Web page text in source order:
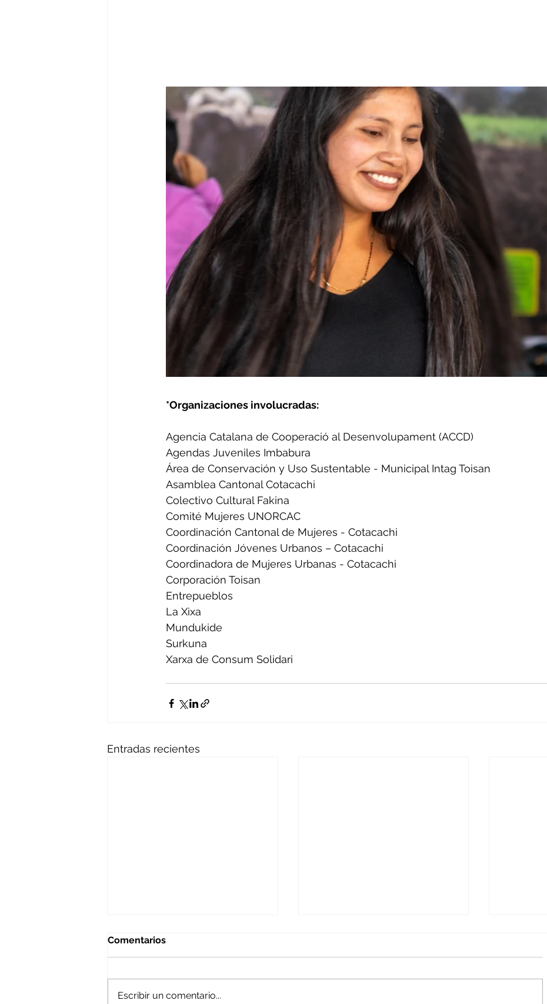
*Organizaciones involucradas:
Agencia Catalana de Cooperació al Desenvolupament (ACCD)
Agendas Juveniles Imbabura
Área de Conservación y Uso Sustentable - Municipal Intag Toisan
Asamblea Cantonal Cotacachi
Colectivo Cultural Fakina
Comité Mujeres UNORCAC
Coordinación Cantonal de Mujeres - Cotacachi
Coordinación Jóvenes Urbanos – Cotacachi
Coordinadora de Mujeres Urbanas - Cotacachi
Corporación Toisan
Entrepueblos
La Xixa
Mundukide
Surkuna
Xarxa de Consum Solidari
Entradas recientes
Comentarios
Escribir un comentario...